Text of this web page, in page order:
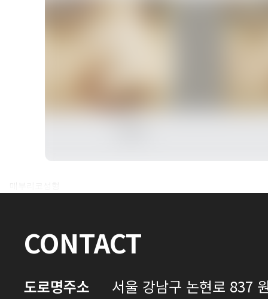
CONTACT
도로명주소
서울 강남구 논현로 837